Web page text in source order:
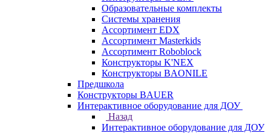
Образовательные комплекты
Системы хранения
Ассортимент EDX
Ассортимент Masterkids
Ассортимент Roboblock
Конструкторы K'NEX
Конструкторы BAONILE
Предшкола
Конструкторы BAUER
Интерактивное оборудование для ДОУ
Назад
Интерактивное оборудование для ДОУ